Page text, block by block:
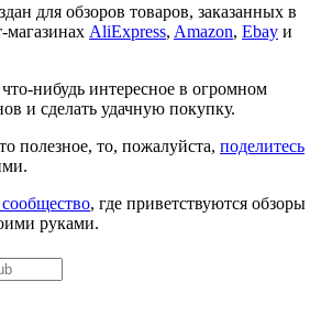
для обзоров товаров, заказанных в
магазинах AliExpress, Amazon, Ebay и
нибудь интересное в огромном
и сделать удачную покупку.
полезное, то, пожалуйста, поделитесь
, где приветствуются обзоры
руками.